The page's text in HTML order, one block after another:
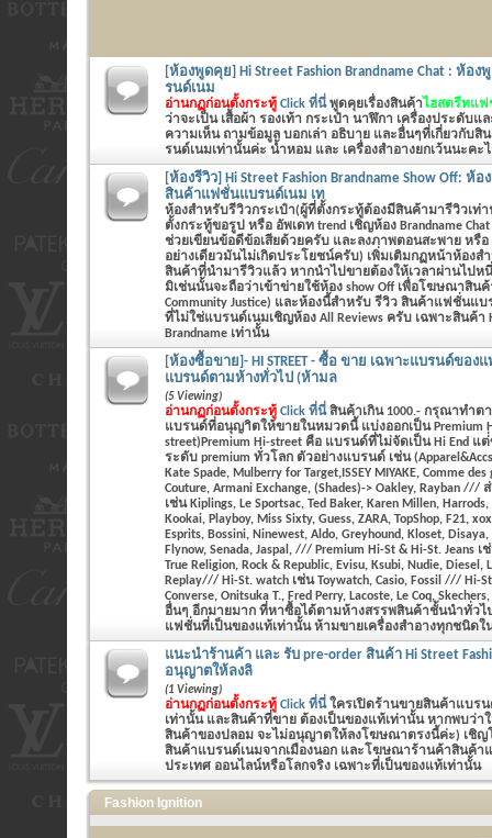
[ห้องพูดคุย] Hi Street Fashion Brandname Chat : ห้อ
รนด์เนม
อ่านกฏก่อนตั้งกระทู้ Click ที่นี่ พูดคุยเรื่องสินค้าไฮสตรีทแฟ
ว่าจะเป็น เสื้อผ้า รองเท้า กระเป๋า นาฬิกา เครื่องประดับแ
ความเห็น ถามข้อมูล บอกเล่า อธิบาย และอื่นๆที่เกี่ยวกับ
รนด์เนมเท่านั้นค่ะ น้ำหอม และ เครื่องสำอางยกเว้นนะคะ
[ห้องรีวิว] Hi Street Fashion Brandname Show Off: ห้
สินค้าแฟชั่นแบรนด์เนม เท
ห้องสำหรับรีวิวกระเป๋า(ผู้ที่ตั้งกระทู้ต้องมีสินค้ามารีวิวเท่
ตั้งกระทู้ขอรูป หรือ อัพเดท trend เชิญห้อง Brandname
ช่วยเขียนข้อดีข้อเสียด้วยครับ และลงภาพตอนสะพาย หรือ
อย่างเดียวมันไม่เกิดประโยชน์ครับ) เพิ่มเติมกฏหน้าห้องสำ
สินค้าที่นำมารีวิวแล้ว หากนำไปขายต้องให้เวลาผ่านไปห
มิเช่นนั้นจะถือว่าเข้าข่ายใช้ห้อง show Off เพื่อโฆษณาสิน
Community Justice) และห้องนี้สำหรับ รีวิว สินค้าแฟชั่นแ
ที่ไม่ใช่แบรนด์เนมเชิญห้อง All Reviews ครับ เฉพาะสินค้า
Brandname เท่านั้น
[ห้องซื้อขาย]- HI STREET - ซื้อ ขาย เฉพาะแบรนด์ของ
แบรนด์ตามห้างทั่วไป (ห้ามล
(5 Viewing)
อ่านกฏก่อนตั้งกระทู้ Click ที่นี่ สินค้าเกิน 1000.- กรุณาทำ
แบรนด์ที่อนุญาิตให้ขายในหมวดนี้ แบ่งออกเป็น Premium
street)Premium Hi-street คือ แบรนด์ที่ไม่จัดเป็น Hi End
ระดับ premium ทั่วโลก ตัวอย่างแบรนด์ เช่น
Kate Spade, Mulberry for Target,ISSEY MIYAKE, Comme des
Couture, Armani Exchange, (Shades)-> Oakley, Rayban ///
เช่น Kiplings, Le Sportsac, Ted Baker, Karen Millen,
Kookai, Playboy, Miss Sixty, Guess, ZARA, TopShop, F21,
Esprits, Bossini, Ninewest, Aldo, Greyhound, Kloset, Disaya,
Flynow, Senada, Jaspal, /// Premium Hi-St & Hi-St. Jeans เ
True Religion, Rock & Republic, Evisu, Ksubi, Nudie, Diesel,
Replay/// Hi-St. watch เช่น Toywatch, Casio, Fossil /// Hi-
Converse, Onitsuka T., Fred Perry, Lacoste, Le Coq,
อื่นๆ อีกมายมาก ที่หาซื้อได้ตามห้างสรรพสินค้าชั้นนำทั่วไ
แฟชั่นที่เป็นของแท้เท่านั้น ห้ามขายเครื่องสำอางทุกชนิดใ
แนะนำร้านค้า และ รับ pre-order สินค้า Hi Street
อนุญาตให้ลงลิ
(1 Viewing)
อ่านกฏก่อนตั้งกระทู้ Click ที่นี่ ใครเปิดร้านขายสินค้าแบรน
เท่านั้น และสินค้าที่ขาย ต้องเป็นของแท้เท่านั้น หากพบว่า
สินค้าของปลอม จะไม่อนุญาตให้ลงโฆษณาตรงนี้ค่ะ) เชิญ
สินค้าแบรนด์เนมจากเมืองนอก และโฆษณาร้านค้าสินค้า
ประเทศ ออนไลน์หรือโลกจริง เฉพาะที่เป็นของแท้เท่านั้น
Fashion Ignition